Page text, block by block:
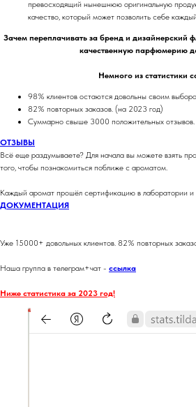
превосходящий нынешнюю оригинальную
качество, который может позволить себе
Зачем переплачивать за бренд и дизайнерский
качественную парфюмерию
Немного из статистики
98% клиентов остаются довольны своим
82% повторных заказов. (на 2023 год)
Суммарно свыше 3000 положительных отзывов.
ОТЗЫВЫ
Всё еще раздумываете? Для начала вы можете взять
того, чтобы познакомиться поближе с ароматом.
Каждый аромат прошёл сертификацию в лаборатории и
ДОКУМЕНТАЦИЯ
Уже 15000+ довольных клиентов. 82% повторных
Наша группа в телеграм+чат - ссылка
Ниже статистика за 2023 год!